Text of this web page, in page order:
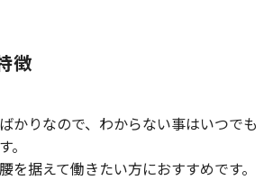
徴
かりなので、わからない事はいつでも
。
を据えて働きたい方におすすめです。